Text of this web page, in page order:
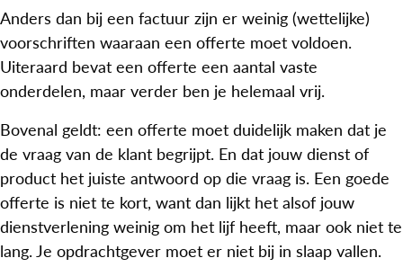
Anders dan bij een factuur zijn er weinig (wettelijke)
voorschriften waaraan een offerte moet voldoen.
Uiteraard bevat een offerte een aantal vaste
onderdelen, maar verder ben je helemaal vrij.
Bovenal geldt: een offerte moet duidelijk maken dat je
de vraag van de klant begrijpt. En dat jouw dienst of
product het juiste antwoord op die vraag is. Een goede
offerte is niet te kort, want dan lijkt het alsof jouw
dienstverlening weinig om het lijf heeft, maar ook niet te
lang. Je opdrachtgever moet er niet bij in slaap vallen.